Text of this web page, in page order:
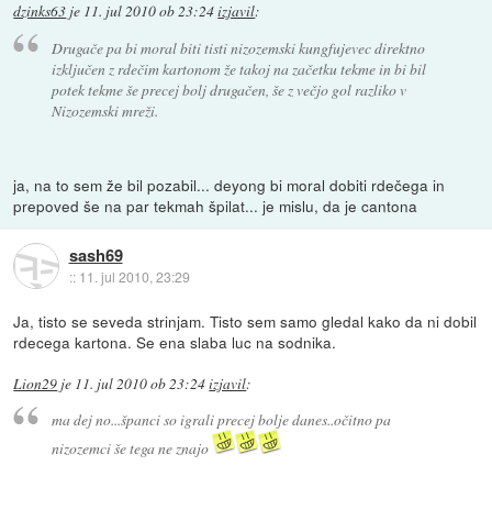
dzinks63 je 11. jul 2010 ob 23:24izjavil:
Drugače pa bi moral biti tisti nizozemski kungfujevec direktno
izključen z rdečim kartonom že takoj na začetku tekme in bi bil
potek tekme še precej bolj drugačen, še z večjo gol razliko v
Nizozemski mreži.
ja, na to sem že bil pozabil... deyong bi moral dobiti rdečega in
prepoved še na par tekmah špilat... je mislu, da je cantona
sash69
:: 11. jul 2010, 23:29
Ja, tisto se seveda strinjam. Tisto sem samo gledal kako da ni dobil
rdecega kartona. Se ena slaba luc na sodnika.
Lion29 je 11. jul 2010 ob 23:24izjavil:
ma dej no...španci so igrali precej bolje danes..očitno pa
nizozemci še tega ne znajo